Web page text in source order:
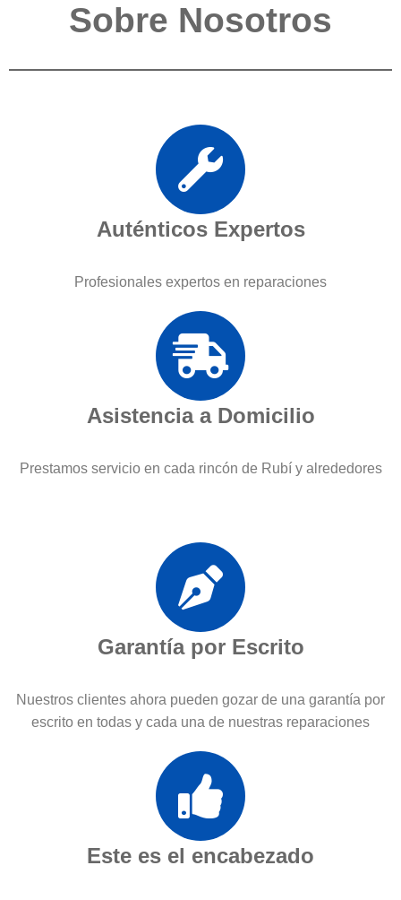
Sobre Nosotros
Auténticos Expertos
Profesionales expertos en reparaciones
Asistencia a Domicilio
Prestamos servicio en cada rincón de Rubí y alrededores
Garantía por Escrito
Nuestros clientes ahora pueden gozar de una garantía por
escrito en todas y cada una de nuestras reparaciones
Este es el encabezado